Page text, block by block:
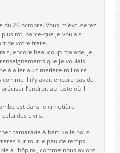
20 octobre. Vous m’excuserez
tôt, parce-que je voulais
de votre frère.
encore beaucoup malade, je
que je voulais.
à aller au cimetière militaire
il n’y avait encore pas de
l’endroit au juste où il
est dans le cimetière
des civils.
camarade Albert Sallé nous
sur tout le peu de temps
à l’hôpital, comme nous avions